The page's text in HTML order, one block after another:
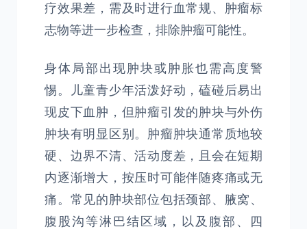
疗效果差，需及时进行血常规、肿瘤标
志物等进一步检查，排除肿瘤可能性。
身体局部出现肿块或肿胀也需高度警
惕。儿童青少年活泼好动，磕碰后易出
现皮下血肿，但肿瘤引发的肿块与外伤
肿块有明显区别。肿瘤肿块通常质地较
硬、边界不清、活动度差，且会在短期
内逐渐增大，按压时可能伴随疼痛或无
痛。常见的肿块部位包括颈部、腋窝、
腹股沟等淋巴结区域，以及腹部、四